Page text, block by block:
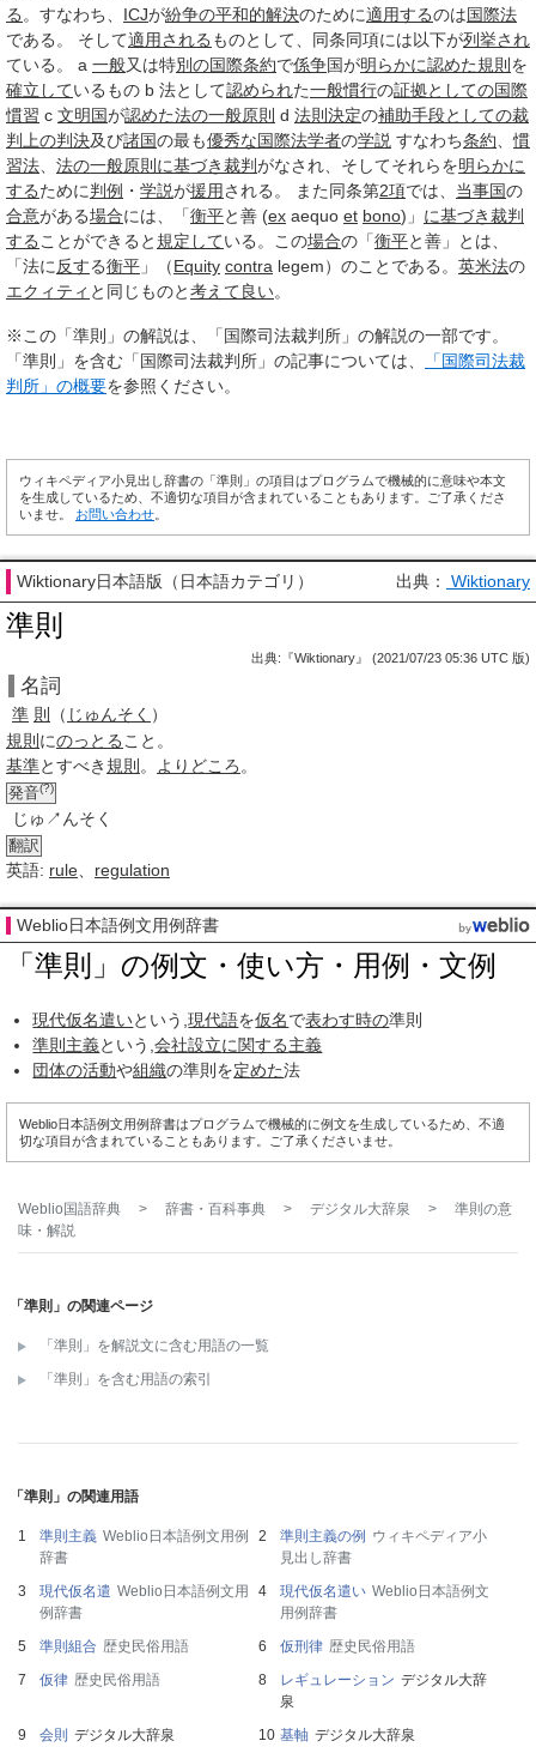
る 。すなわち、 ICJが紛争の平和的解決のために適用するのは国際法
である。 そして適用される ものとして、同条同項には以下が列挙され
ている。 a 一般又は特別の国際条約で係争国が明らかに認めた規則 を
確立しているもの b 法として認められた一般慣行の証拠としての国際
慣習 c 文明国が認めた法の一般原則 d 法則 決定の補助手段としての裁
判
上の判決及び諸国の最も優秀な国際法学者の学説 すなわち条約 、慣
習法
法の一般原則 に基づき裁判がなされ、そしてそれらを明らかに
するために判例 ・ 学説が援用される。 また同条第2項では、 当事国の
合意がある場合には、「衡平と善 (ex aequo et bono)」 に基づき裁判
する ことができると 規定している。この場合の「衡平と善」とは、
「法に 反する衡平 」（Equity contra legem）のことである。 英米法の
エクィティ と同じものと考えて良い。
※この「準則」の解説は、「国際司法裁判所」の解説の一部です。
「準則」を含む「国際司法裁判所」の記事については、
「国際司法裁
判所」の概要を参照ください。
ウィキペディア小見出し辞書の「準則」の項目はプログラムで機械的に意味や本文
を生成しているため、不適切な項目が含まれていることもあります。ご了承くださ
いませ。 お問い合わせ
Wiktionary日本語版（日本語カテゴリ） 出典： Wiktionary
準則
出典:『Wiktionary』 (2021/07/23 05:36 UTC 版)
名詞
準 則 （ じゅんそく ）
規則 にのっとる こと。
基準とすべき 規則 。 よりどころ 。
発音(?)
じゅ↗んそく
翻訳
英語: rule regulation
Weblio日本語例文用例辞書
「準則」の例文・使い方・用例・文例
現代仮名遣いという,現代語を仮名で表わす時の準則
準則主義という,会社設立に関する主義
団体の活動や組織の準則を定めた法
Weblio日本語例文用例辞書はプログラムで機械的に例文を生成しているため、不適
切な項目が含まれていることもあります。ご了承くださいませ。
Weblio国語辞典 > 辞書・百科事典 > デジタル大辞泉 > 準則 の意
味・解説
「準則」の関連ページ
「準則」を解説文に含む用語の一覧
「準則」を含む用語の索引
「準則」の関連用語
準則主義 Weblio日本語例文用例
辞書
準則主義の例 ウィキペディア小
見出し辞書
現代仮名遣 Weblio日本語例文用
例辞書
現代仮名遣い Weblio日本語例文
用例辞書
準則組合 歴史民俗用語 仮刑律 歴史民俗用語
仮律 歴史民俗用語 レギュレーション デジタル大辞
泉
会則 デジタル大辞泉 基軸 デジタル大辞泉